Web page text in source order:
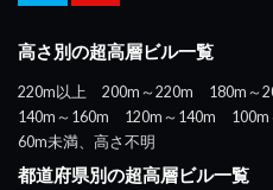
高さ別の超高層ビル一覧
220m以上 200m～220m 180m～
140m～160m
120m～140m
60m未満、高さ不明
都道府県別の超高層ビル一覧